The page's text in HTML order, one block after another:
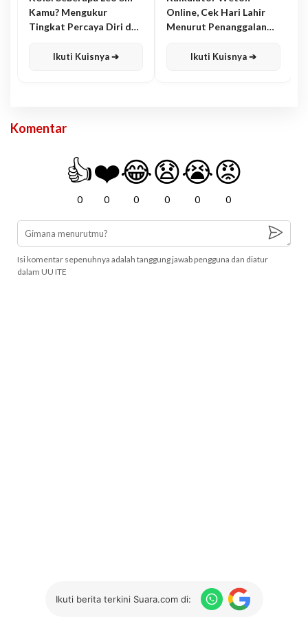
Kamu? Mengukur
Tingkat Percaya Diri dan
Ikuti Kuisnya ➔
Online, Cek Hari Lahir
Menurut Penanggalan
Ikuti Kuisnya ➔
Komentar
👍
0
❤️
0
😂
0
😧
0
😭
0
😡
0
Isi komentar sepenuhnya adalah tanggung jawab pengguna dan diatur
dalam UU ITE
Ikuti berita terkini Suara.com di: